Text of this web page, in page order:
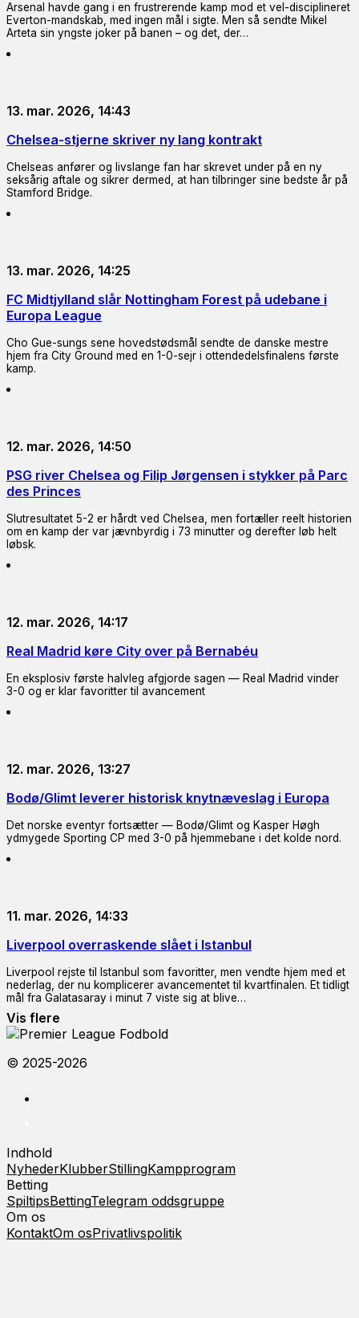
Arsenal havde gang i en frustrerende kamp mod et vel-disciplineret
Everton-mandskab, med ingen mål i sigte. Men så sendte Mikel
Arteta sin yngste joker på banen – og det, der…
13. mar. 2026, 14:43
Chelsea-stjerne skriver ny lang kontrakt
Chelseas anfører og livslange fan har skrevet under på en ny
seksårig aftale og sikrer dermed, at han tilbringer sine bedste år på
Stamford Bridge.
13. mar. 2026, 14:25
FC Midtjylland slår Nottingham Forest på udebane i
Europa League
Cho Gue-sungs sene hovedstødsmål sendte de danske mestre
hjem fra City Ground med en 1-0-sejr i ottendedelsfinalens første
kamp.
12. mar. 2026, 14:50
PSG river Chelsea og Filip Jørgensen i stykker på Parc
des Princes
Slutresultatet 5-2 er hårdt ved Chelsea, men fortæller reelt historien
om en kamp der var jævnbyrdig i 73 minutter og derefter løb helt
løbsk.
12. mar. 2026, 14:17
Real Madrid køre City over på Bernabéu
En eksplosiv første halvleg afgjorde sagen — Real Madrid vinder
3-0 og er klar favoritter til avancement
12. mar. 2026, 13:27
Bodø/Glimt leverer historisk knytnæveslag i Europa
Det norske eventyr fortsætter — Bodø/Glimt og Kasper Høgh
ydmygede Sporting CP med 3-0 på hjemmebane i det kolde nord.
11. mar. 2026, 14:33
Liverpool overraskende slået i Istanbul
Liverpool rejste til Istanbul som favoritter, men vendte hjem med et
nederlag, der nu komplicerer avancementet til kvartfinalen. Et tidligt
mål fra Galatasaray i minut 7 viste sig at blive…
Vis flere
© 2025-2026
Indhold
NyhederKlubberStillingKampprogram
Betting
SpiltipsBettingTelegram oddsgruppe
Om os
KontaktOm osPrivatlivspolitik